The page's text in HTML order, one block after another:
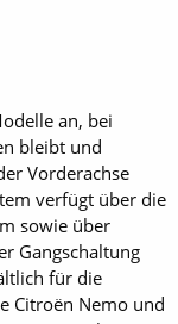
an, bei
bleibt und
Vorderachse
verfügt über die
sowie über
Gangschaltung
für die
Citroën Nemo und